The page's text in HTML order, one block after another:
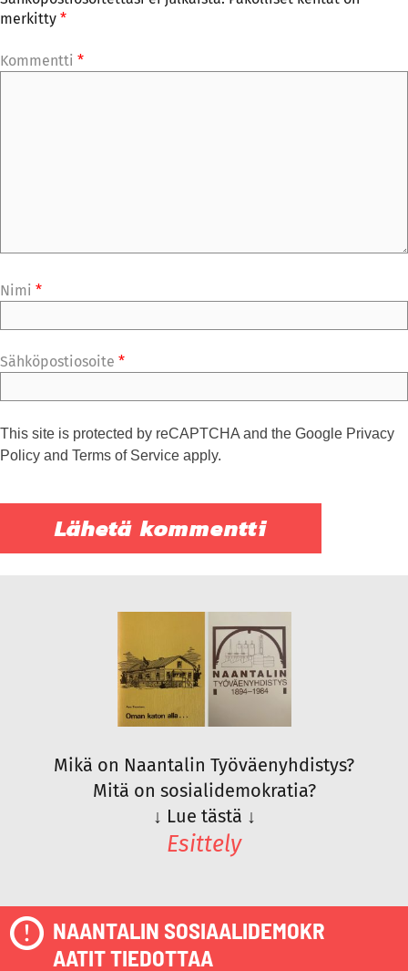
merkitty *
Kommentti *
Nimi *
Sähköpostiosoite *
This site is protected by reCAPTCHA and the Google Privacy
Policy and Terms of Service apply.
Mikä on Naantalin Työväenyhdistys?
Mitä on sosialidemokratia?
↓ Lue tästä ↓
Esittely
NAANTALIN SOSIAALIDEMOKR
AATIT TIEDOTTAA